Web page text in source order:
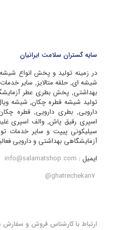
سایه گستران سلامت ایرانیان
در زمینه تولید و پخش انواع
شیشه ای, حلقه متالایز, سایر
بهداشتی, پخش بطری عطر
تولید شیشه قطره چکان, شیشه
دارویی, بطری دارویی, قطره
اسپری رقیق پاش, والف اسپری
سیلیکونی پیپت و سایر خدمات
آزمایشگاهی بهداشتی و دارویی
ایمیل : info@salamatshop.com
ghatrechekan7@
ارتباط با کارشناس فروش و